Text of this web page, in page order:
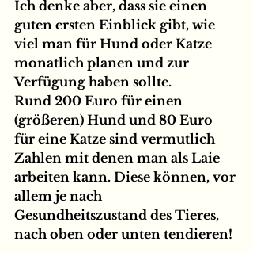
Ich denke aber, dass sie einen
guten ersten Einblick gibt, wie
viel man für Hund oder Katze
monatlich planen und zur
Verfügung haben sollte.
Rund 200 Euro für einen
(größeren) Hund und 80 Euro
für eine Katze sind vermutlich
Zahlen mit denen man als Laie
arbeiten kann. Diese können, vor
allem je nach
Gesundheitszustand des Tieres,
nach oben oder unten tendieren!